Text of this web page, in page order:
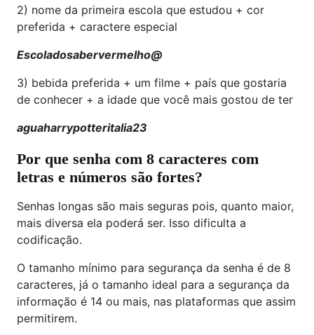
2) nome da primeira escola que estudou + cor
preferida + caractere especial
Escoladosabervermelho@
3) bebida preferida + um filme + país que gostaria
de conhecer + a idade que você mais gostou de ter
aguaharrypotteritalia23
Por que senha com 8 caracteres com
letras e números são fortes?
Senhas longas são mais seguras pois, quanto maior,
mais diversa ela poderá ser. Isso dificulta a
codificação.
O tamanho mínimo para segurança da senha é de 8
caracteres, já o tamanho ideal para a segurança da
informação é 14 ou mais, nas plataformas que assim
permitirem.